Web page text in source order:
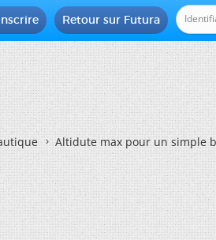
Retour sur Futura
Altidute max pour un simple